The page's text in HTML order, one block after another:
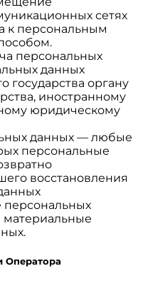
сетях
к персональным
персональных
данных
государства органу
иностранному
юридическому
данных — любые
персональные
восстановления
Оператора